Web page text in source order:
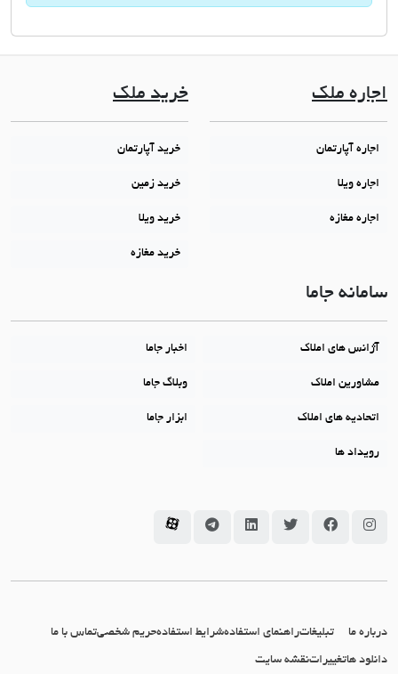
اجاره ملک
اجاره آپارتمان
اجاره ویلا
اجاره مغازه
خرید ملک
خرید آپارتمان
خرید زمین
خرید ویلا
خرید مغازه
سامانه جاما
آژانس های املاک اخبار جاما
مشاورین املاک وبلاگ جاما
اتحادیه های املاک ابزار جاما
رویداد ها
سامانه جاما در اینستاگرام
سامانه جاما در فیسبوک
سامانه جاما در توئیتر
سامانه جاما در لینکداین
سامانه جاما در تلگرام
سامانه جاما در آپارات
درباره ما تبلیغاتراهنمای استفادهشرایط استفادهحریم شخصیتماس با ما
دانلود هاتغییراتنقشه سایت